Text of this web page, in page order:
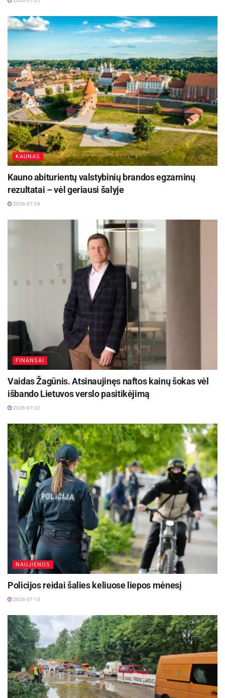
KAUNAS
Kauno abiturientų valstybinių brandos egzaminų
rezultatai – vėl geriausi šalyje
2026-07-24
FINANSAI
Vaidas Žagūnis. Atsinaujinęs naftos kainų šokas vėl
išbando Lietuvos verslo pasitikėjimą
2026-07-22
NAUJIENOS
Policijos reidai šalies keliuose liepos mėnesį
2026-07-13